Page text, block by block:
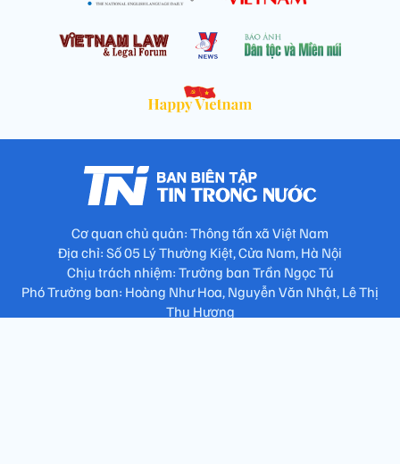
Cơ quan chủ quản: Thông tấn xã Việt Nam
Địa chỉ: Số 05 Lý Thường Kiệt, Cửa Nam, Hà Nội
Chịu trách nhiệm: Trưởng ban Trần Ngọc Tú
Phó Trưởng ban: Hoàng Như Hoa, Nguyễn Văn Nhật, Lê Thị
Thu Hương